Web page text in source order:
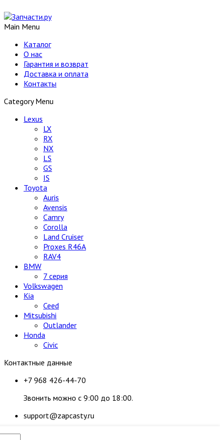
Main Menu
Каталог
О нас
Гарантия и возврат
Доставка и оплата
Контакты
Category Menu
Lexus
LX
RX
NX
LS
GS
IS
Toyota
Auris
Avensis
Camry
Corolla
Land Cruiser
Proxes R46A
RAV4
BMW
7 серия
Volkswagen
Kia
Ceed
Mitsubishi
Outlander
Honda
Civic
Контактные данные
+7 968 426-44-70
Звонить можно с 9:00 до 18:00.
support@zapcasty.ru